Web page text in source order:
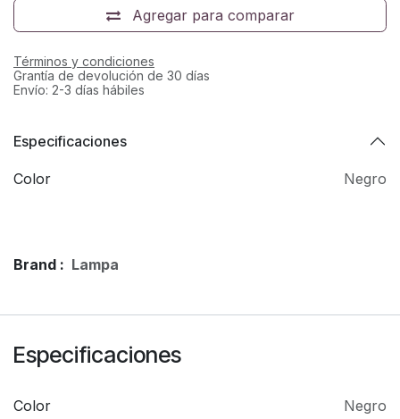
Agregar para comparar
Términos y condiciones
Grantía de devolución de 30 días
Envío: 2-3 días hábiles
Especificaciones
Color Negro
Brand : Lampa
Especificaciones
Color Negro